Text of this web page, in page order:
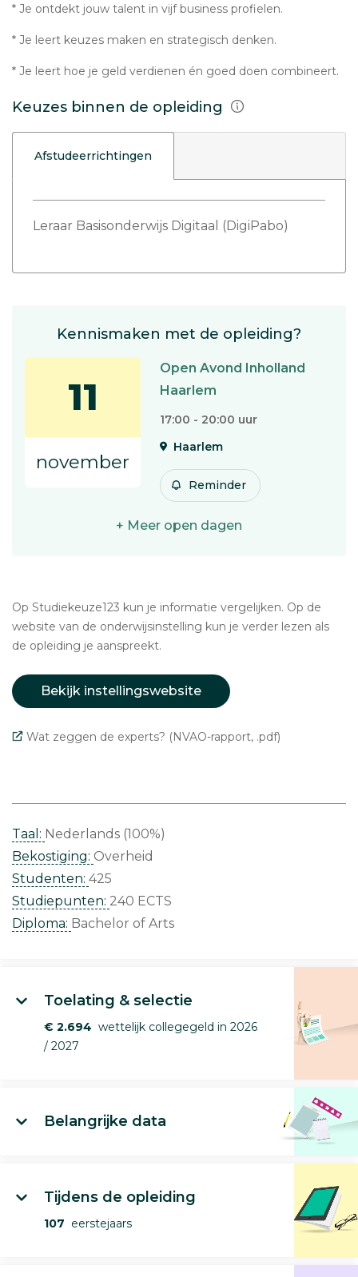
* Je ontdekt jouw talent in vijf business profielen.
* Je leert keuzes maken en strategisch denken.
* Je leert hoe je geld verdienen én goed doen combineert.
Keuzes binnen de opleiding
Afstudeerrichtingen
Leraar Basisonderwijs Digitaal (DigiPabo)
Kennismaken met de opleiding?
11
november
Open Avond Inholland
Haarlem
17:00 - 20:00 uur
Haarlem
Reminder
+ Meer open dagen
Op Studiekeuze123 kun je informatie vergelijken. Op de
website van de onderwijsinstelling kun je verder lezen als
de opleiding je aanspreekt.
Bekijk instellingswebsite
Wat zeggen de experts? (NVAO-rapport, .pdf)
Taal: Nederlands (100%)
Bekostiging: Overheid
Studenten: 425
Studiepunten: 240 ECTS
Diploma: Bachelor of Arts
Toelating & selectie
€ 2.694 wettelijk collegegeld in 2026
/ 2027
Belangrijke data
Tijdens de opleiding
107 eerstejaars